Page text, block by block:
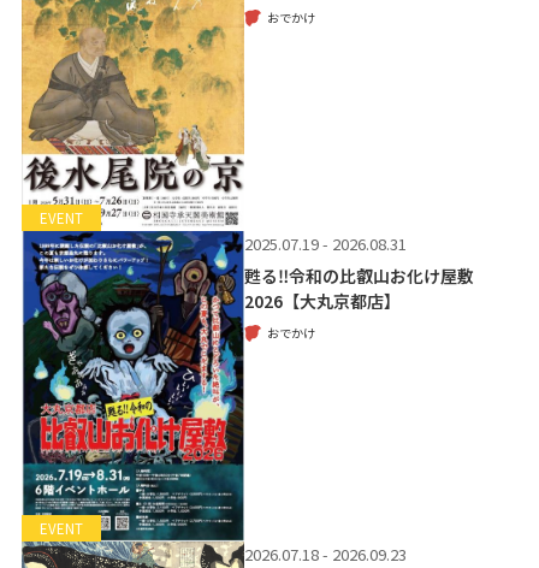
EVENT
おでかけ
EVENT
2025.07.19 - 2026.08.31
甦る‼令和の比叡山お化け屋敷
2026【大丸京都店】
おでかけ
2026.07.18 - 2026.09.23